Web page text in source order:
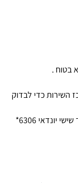
בטוח .
השירות כדי לבדוק
יונדאי 6306*